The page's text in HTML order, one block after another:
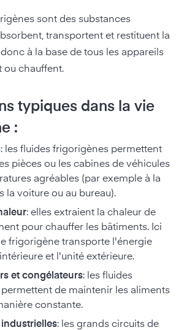
sont des substances
transportent et restituent la
à la base de tous les appareils
ou chauffent.
typiques dans la vie
:
: les fluides frigorigènes permettent
pièces ou les cabines de véhicules
agréables (par exemple à la
la voiture ou au bureau).
: elles extraient la chaleur de
pour chauffer les bâtiments. Ici
frigorigène transporte l'énergie
et l'unité extérieure.
et congélateurs: les fluides
de maintenir les aliments
constante.
industrielles: les grands circuits de